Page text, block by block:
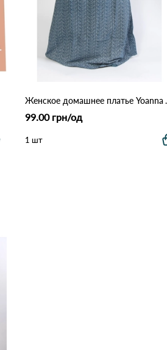
Женское
99.00 грн/од
1 шт